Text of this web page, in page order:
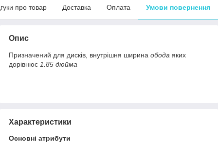
про товар Доставка Оплата Умови повернення
Опис
Призначений для дисків, внутрішня ширина обода яких
дорівнює 1.85 дюйма
Характеристики
Основні атрибути